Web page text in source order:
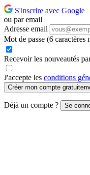
S'inscrire avec Google
ou par email
Adresse email
Mot de passe (6 caractères
Recevoir les nouveautés
J'accepte les conditions
Créer mon compte
Déjà un compte ? Se